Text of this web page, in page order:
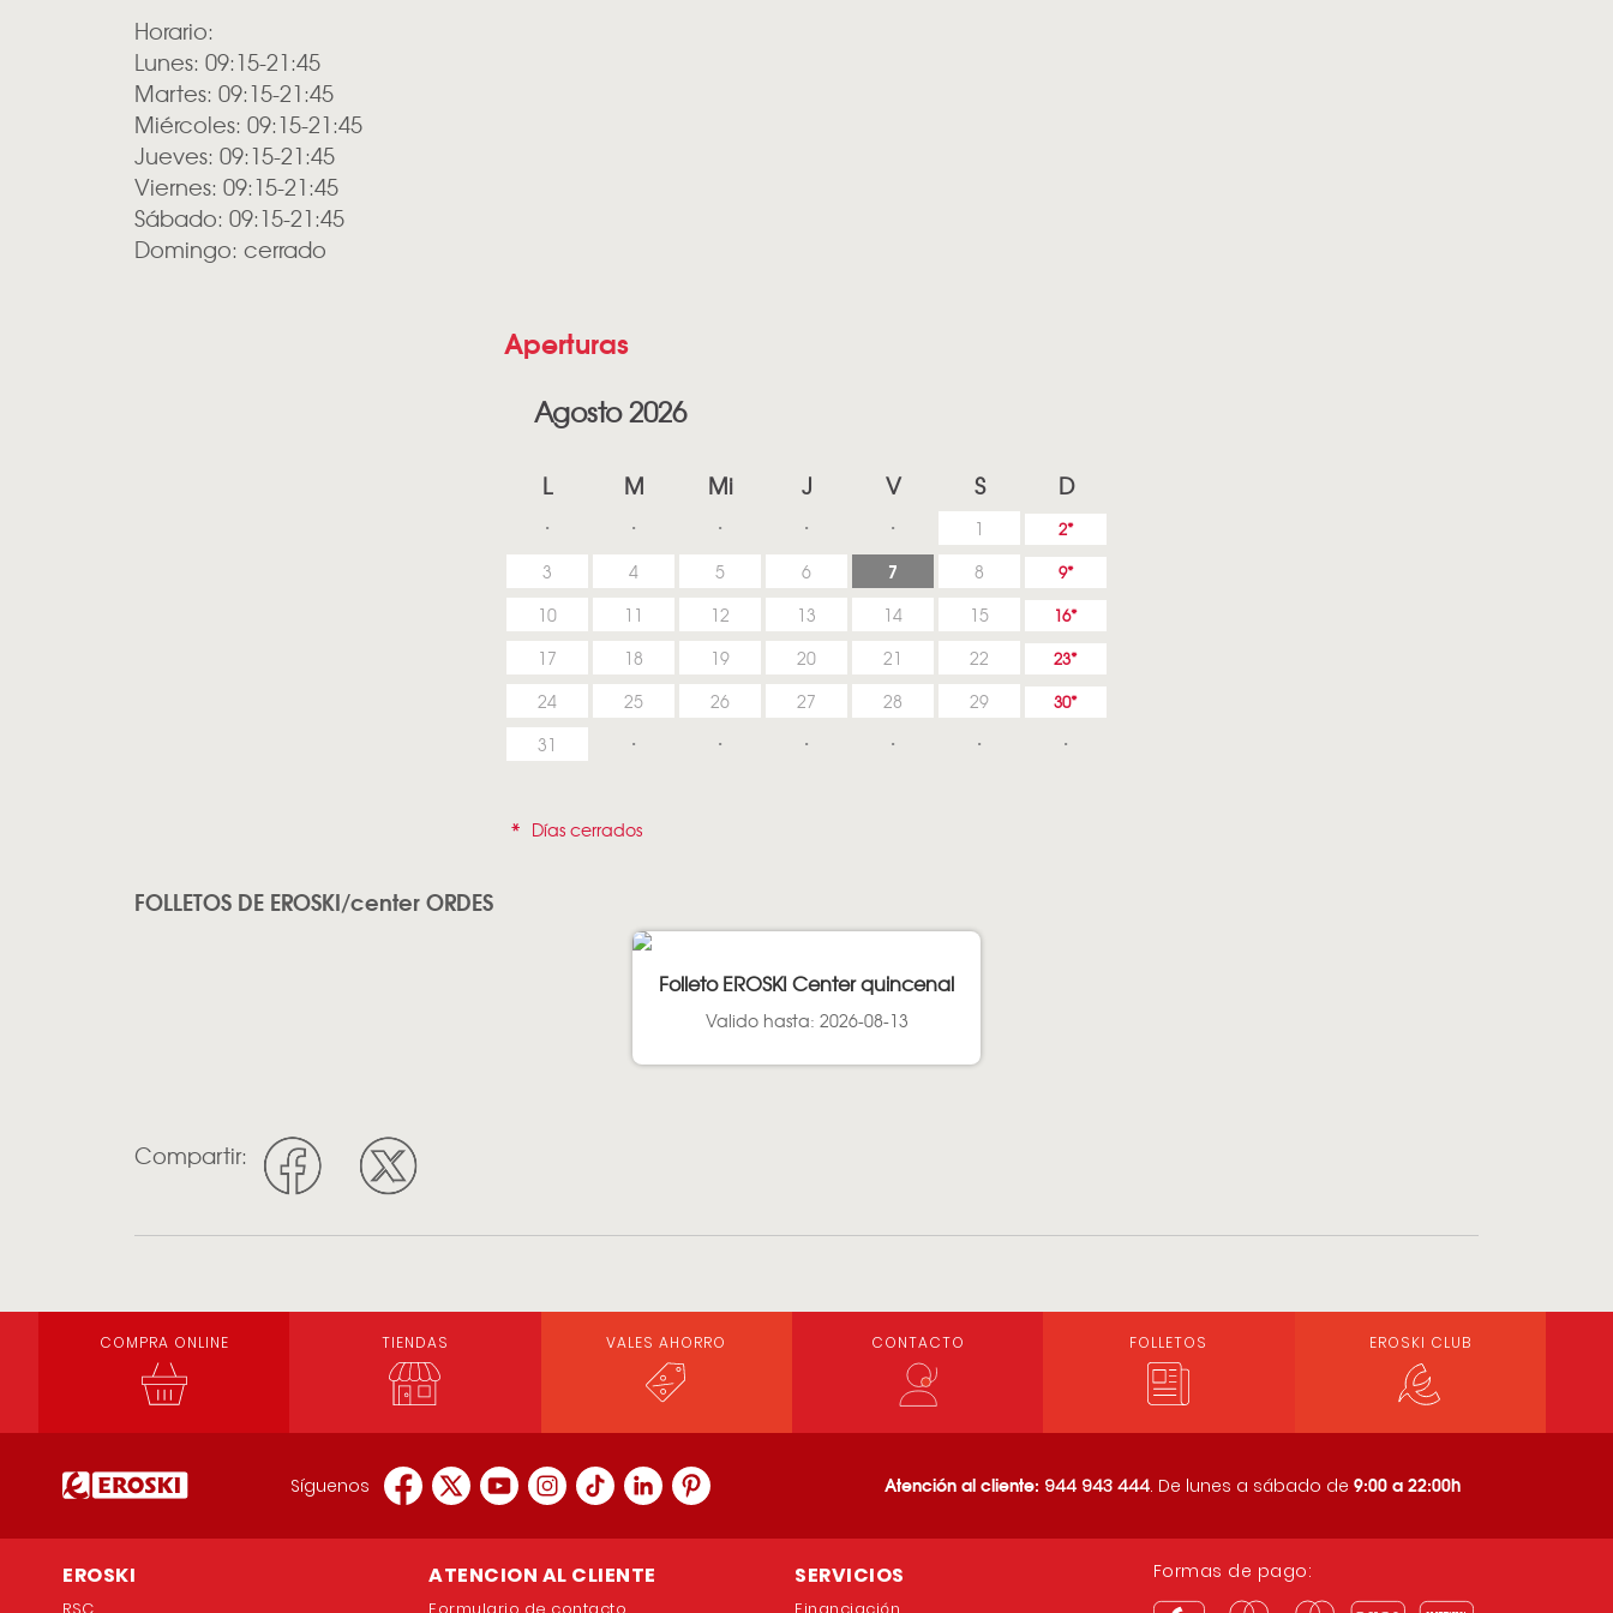
Horario:
Lunes: 09:15-21:45
Martes: 09:15-21:45
Miércoles: 09:15-21:45
Jueves: 09:15-21:45
Viernes: 09:15-21:45
Sábado: 09:15-21:45
Domingo: cerrado
Aperturas
Agosto 2026
L M Mi J V S D
1 2
3 4 5 6 7 8 9
10 11 12 13 14 15 16
17 18 19 20 21 22 23
24 25 26 27 28 29 30
31
* Días cerrados
FOLLETOS DE EROSKI/center ORDES
Folleto EROSKI Center quincenal
Valido hasta: 2026-08-13
Compartir:
COMPRA ONLINE TIENDAS VALES AHORRO CONTACTO FOLLETOS EROSKI CLUB
Síguenos Atención al cliente: 944 943 444. De lunes a sábado de 9:00 a 22:00h
EROSKI ATENCION AL CLIENTE SERVICIOS Formas de pago: